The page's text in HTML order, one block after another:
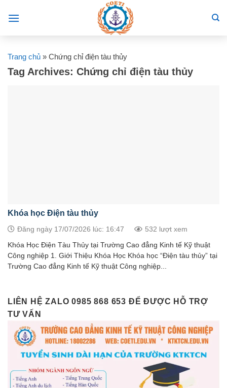
Trang chủ » Chứng chỉ điện tàu thủy
Tag Archives: Chứng chỉ điện tàu thủy
Khóa học Điện tàu thủy
Đăng ngày 17/07/2026 lúc: 16:47 532 lượt xem
Khóa Học Điện Tàu Thủy tại Trường Cao đẳng Kinh tế Kỹ thuật
Công nghiệp 1. Giới Thiệu Khóa Học Khóa học “Điện tàu thủy” tại
Trường Cao đẳng Kinh tế Kỹ thuật Công nghiệp...
LIÊN HỆ ZALO 0985 868 653 ĐỂ ĐƯỢC HỖ TRỢ
TƯ VẤN